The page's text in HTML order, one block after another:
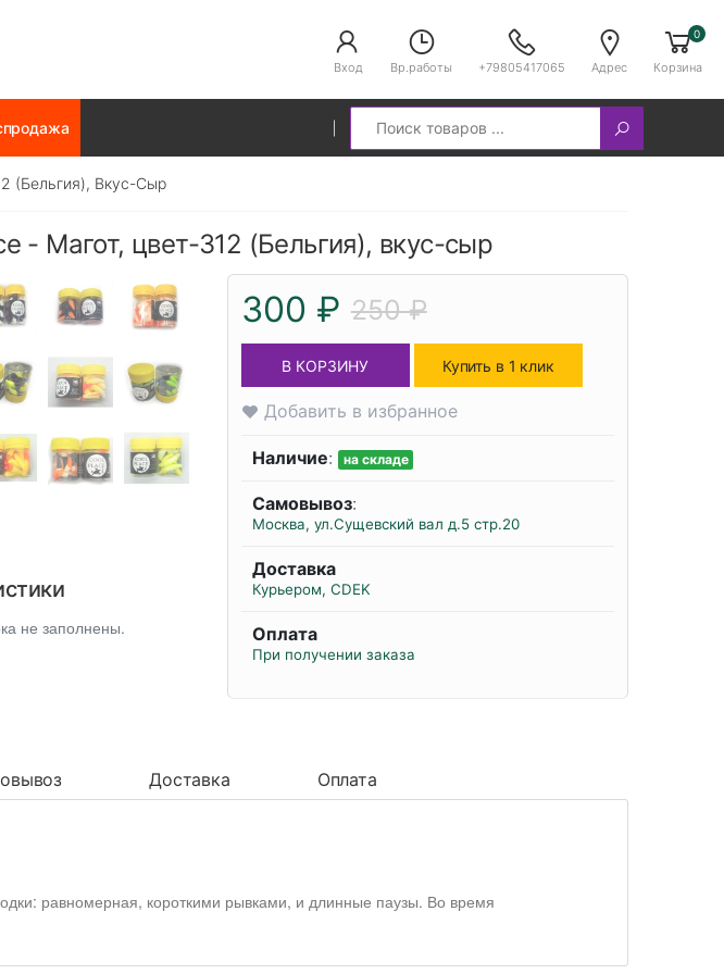
Вход Вр.работы +79805417065 Адрес
0
Корзина
Search
(Бельгия), Вкус-Сыр
- Магот, цвет-312 (Бельгия), вкус-сыр
не заполнены.
300 ₽ 250 ₽
В КОРЗИНУ Купить в 1 клик
Добавить в избранное
Наличие: на складе
Самовывоз:
Москва, ул.Сущевский вал д.5 стр.20
Доставка
Курьером, CDEK
Оплата
При получении заказа
Доставка Оплата
равномерная, короткими рывками, и длинные паузы. Во время